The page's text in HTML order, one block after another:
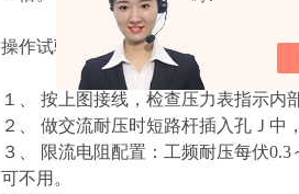
操作试验方法：
１、 按上图接线，检查压力表指示内
２、 做交流耐压时短路杆插入孔Ｊ中
３、 限流电阻配置：工频
可不用。